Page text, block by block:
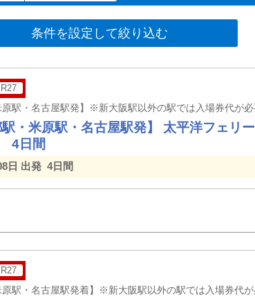
条件を設定して絞り込む
駅・米原駅・名古屋駅発】 太平洋フェリ
4日間
日 出発 4日間